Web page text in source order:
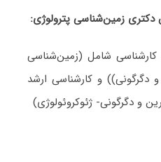
زمین‌شناسی پترولوژی:
شامل (زمین‌شناسی
و کارشناسی ارشد
و دگرگونی- ژئوکروئولوژی)